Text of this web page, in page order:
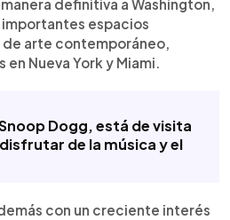
definitiva a Washington,
espacios
arte contemporáneo,
Nueva York y Miami.
Dogg, está de visita
de la música y el
con un creciente interés